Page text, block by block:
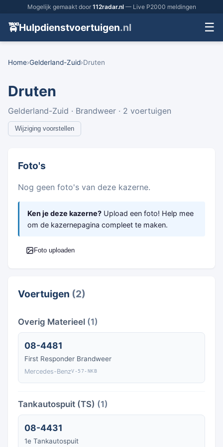
Mogelijk gemaakt door 112radar.nl— Live P2000 meldingen
🚖Hulpdienstvoertuigen.nl ☰
Home›Gelderland-Zuid›Druten
Druten
Gelderland-Zuid · Brandweer · 2 voertuigen
Wijziging voorstellen
Foto's
Nog geen foto's van deze kazerne.
Ken je deze kazerne? Upload een foto! Help mee
om de kazernepagina compleet te maken.
Foto uploaden
Voertuigen (2)
Overig Materieel (1)
08-4481
First Responder Brandweer
Mercedes-BenzV-57-NKB
Tankautospuit (TS) (1)
08-4431
1e Tankautospuit